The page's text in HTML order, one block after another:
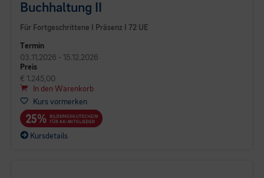
Buchhaltung II
Für Fortgeschrittene I Präsenz I 72 UE
Termin
03.11.2026 - 15.12.2026
Preis
€ 1.245,00
In den Warenkorb
Kurs vormerken
Kursdetails